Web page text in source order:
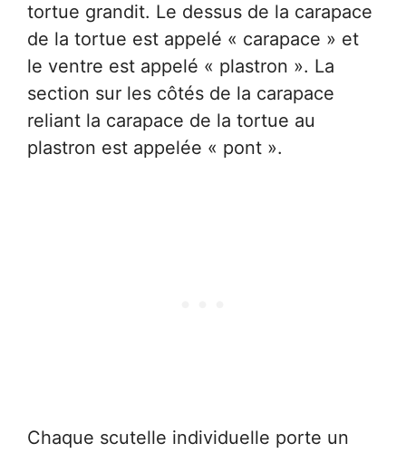
tortue grandit. Le dessus de la carapace
de la tortue est appelé « carapace » et
le ventre est appelé « plastron ». La
section sur les côtés de la carapace
reliant la carapace de la tortue au
plastron est appelée « pont ».
Chaque scutelle individuelle porte un